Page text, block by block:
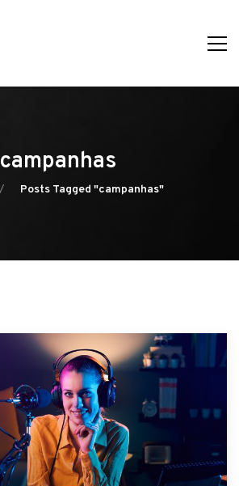
campanhas
Posts Tagged "campanhas"